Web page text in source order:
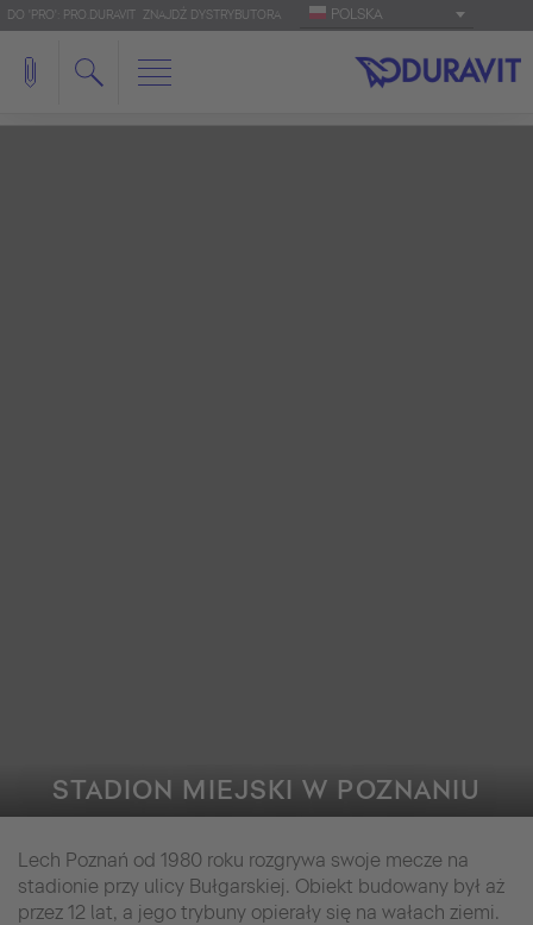
DO 'PRO': PRO.DURAVIT ZNAJDŹ DYSTRYBUTORA POLSKA
STADION MIEJSKI W POZNANIU
Lech Poznań od 1980 roku rozgrywa swoje mecze na
stadionie przy ulicy Bułgarskiej. Obiekt budowany był aż
przez 12 lat, a jego trybuny opierały się na wałach ziemi.